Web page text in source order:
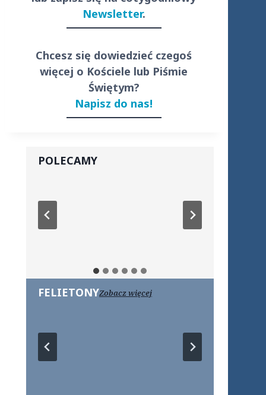
Newsletter.
Chcesz się dowiedzieć czegoś
więcej o Kościele lub Piśmie
Świętym?
Napisz do nas!
POLECAMY
FELIETONYZobacz więcej